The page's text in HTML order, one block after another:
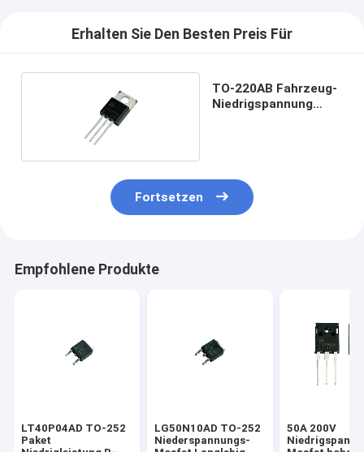
Erhalten Sie Den Besten Preis Für
TO-220AB Fahrzeug-
Niedrigspannung
Fortsetzen
Empfohlene Produkte
LT40P04AD TO-252
Paket
LG50N10AD TO-252
Niederspannungs-
50A 200V